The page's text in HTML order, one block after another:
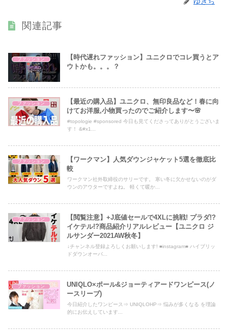
関連記事
ファッション
【時代遅れファッション】ユニクロでコレ買うとア
ウトかも。。。？
ファッション
【最近の購入品】ユニクロ、無印良品など！春に向
けてお洋服,小物買ったのでご紹介します〜🌸
#topologie #sponsored 今日も見てくださってありがとうございま
す！ &#x1...
ファッション
【ワークマン】人気ダウンジャケット5選を徹底比
較
ワークマン社外取締役のサリーです。 寒い冬に欠かせないのがダ
ウンのアウターですよね。 軽くて暖か...
ファッション
【閲覧注意】+J底値セールで4XLに挑戦! プラダ!?
イケテル!?商品紹介リアルレビュー【ユニクロ ジ
ルサンダー2021AW秋冬】
↓チャンネル登録よろしくお願いします! ■instagram■ ハイブリッ
ドダウンオーバ...
ファッション
UNIQLO×ポール&ジョーティアードワンピース(ノ
ースリーブ)
今日紹介したワンピース⇒ UNIQLOHP⇒ 悩みが多くなる を理論
的にお伝えしています...